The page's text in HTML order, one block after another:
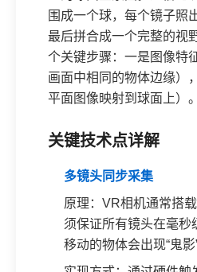
围成一个球，每个镜子照
最后拼合成一个完整的视
个关键步骤：一是图像特
画面中相同的物体边缘）
平面图像映射到球面上）。
关键技术点详解
多镜头同步采集
原理：VR相机通常搭
须保证所有镜头在毫秒
移动的物体会出现“鬼影”